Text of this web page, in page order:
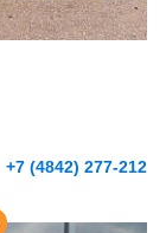
+7 (4842) 277-212